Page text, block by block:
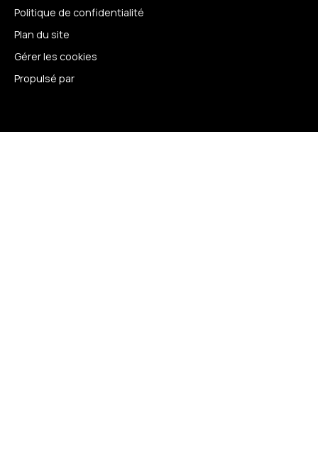
Politique de confidentialité
Plan du site
Gérer les cookies
Propulsé par